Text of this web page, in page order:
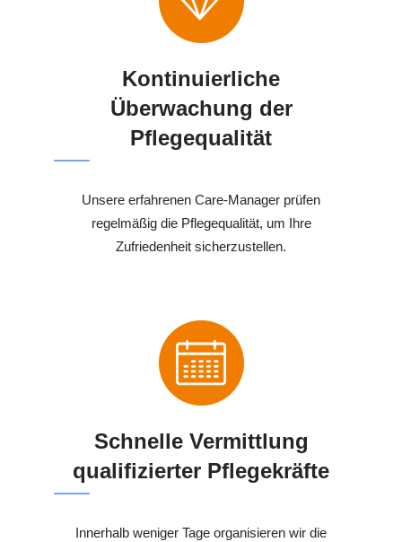
Kontinuierliche
Überwachung der
Pflegequalität
Unsere erfahrenen Care-Manager prüfen
regelmäßig die Pflegequalität, um Ihre
Zufriedenheit sicherzustellen.
Schnelle Vermittlung
qualifizierter Pflegekräfte
Innerhalb weniger Tage organisieren wir die